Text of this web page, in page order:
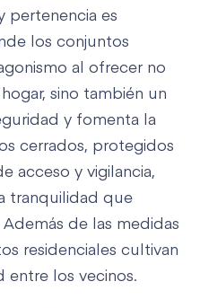
pertenencia es
los conjuntos
al ofrecer no
sino también un
y fomenta la
cerrados, protegidos
acceso y vigilancia,
tranquilidad que
de las medidas
residenciales cultivan
entre los vecinos.